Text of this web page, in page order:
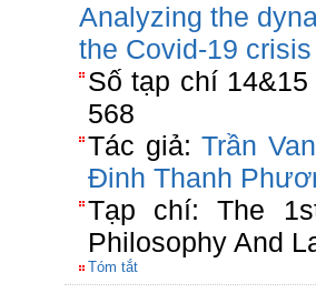
Analyzing the
the Covid-19 crisis
Số tạp chí 14&15
568
Tác giả: Trần
Đinh Thanh
Tạp chí: The
Philosophy And
Tóm tắt